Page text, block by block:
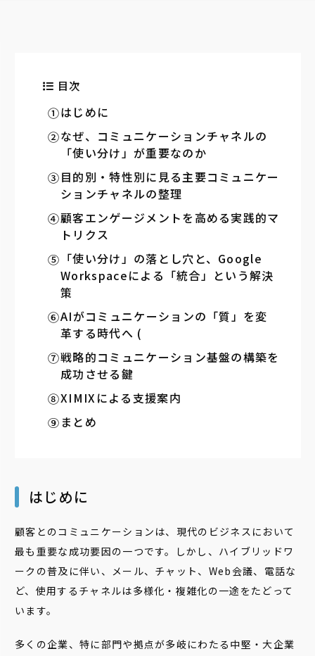
目次
はじめに
なぜ、コミュニケーションチャネルの
「使い分け」が重要なのか
目的別・特性別に見る主要コミュニケー
ションチャネルの整理
顧客エンゲージメントを高める実践的マ
トリクス
「使い分け」の落とし穴と、Google
Workspaceによる「統合」という解決
策
AIがコミュニケーションの「質」を変
革する時代へ (
戦略的コミュニケーション基盤の構築を
成功させる鍵
XIMIXによる支援案内
まとめ
はじめに
顧客とのコミュニケーションは、現代のビジネスにおいて
最も重要な成功要因の一つです。しかし、ハイブリッドワ
ークの普及に伴い、メール、チャット、Web会議、電話な
ど、使用するチャネルは多様化・複雑化の一途をたどって
います。
多くの企業、特に部門や拠点が多岐にわたる中堅・大企業